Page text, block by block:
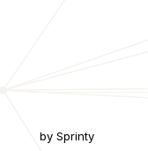
by Sprinty